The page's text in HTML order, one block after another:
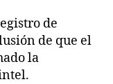
de
de que el
la